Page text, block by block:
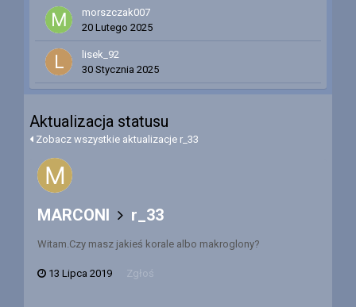
morszczak007
20 Lutego 2025
lisek_92
30 Stycznia 2025
Aktualizacja statusu
Zobacz wszystkie aktualizacje r_33
MARCONI r_33
Witam.Czy masz jakieś korale albo makroglony?
13 Lipca 2019 Zgłoś